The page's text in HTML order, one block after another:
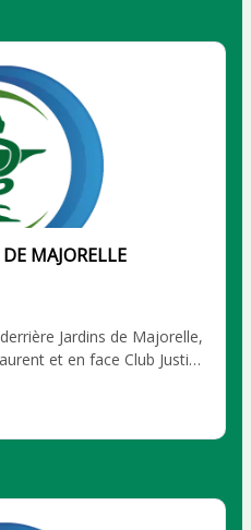
MAJORELLE
Jardins de Majorelle,
et en face Club Justice